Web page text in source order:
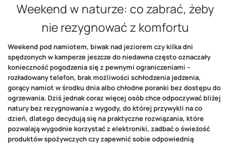
Weekend w naturze: co zabrać, żeby
nie rezygnować z komfortu
Weekend pod namiotem, biwak nad jeziorem czy kilka dni
spędzonych w kamperze jeszcze do niedawna często oznaczały
konieczność pogodzenia się z pewnymi ograniczeniami –
rozładowany telefon, brak możliwości schłodzenia jedzenia,
gorący namiot w środku dnia albo chłodne poranki bez dostępu do
ogrzewania. Dziś jednak coraz więcej osób chce odpoczywać bliżej
natury bez rezygnowania z wygody, do której przywykli na co
dzień, dlatego decydują się na praktyczne rozwiązania, które
pozwalają wygodnie korzystać z elektroniki, zadbać o świeżość
produktów spożywczych czy zapewnić sobie odpowiednią